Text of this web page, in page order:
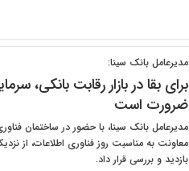
مدیرعامل بانک سینا:
ضرورت است
مدیرعامل بانک سینا، با حضور در ساختمان
معاونت به مناسبت روز فناوری اطلاعات، از
بازدید و بررسی قرار داد.